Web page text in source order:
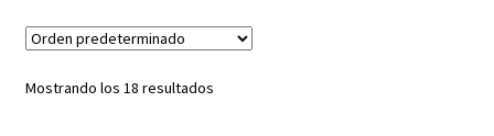
Mostrando los 18 resultados